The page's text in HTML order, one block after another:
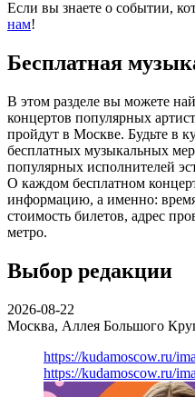
Если вы знаете о событии,
нам!
Бесплатная
В этом разделе вы можете
концертов популярных
пройдут в Москве. Будьте в
бесплатных музыкальных
популярных исполнителей
О каждом бесплатном
информацию, а именно:
стоимость билетов, адрес
метро.
Выбор редакции
2026-08-22
Москва, Аллея Большого
https://kudamoscow.ru/
https://kudamoscow.ru/